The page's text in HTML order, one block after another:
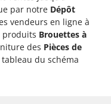
par notre Dépôt
vendeurs en ligne à
produits Brouettes à
des Pièces de
du schéma